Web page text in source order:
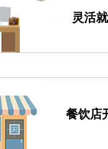
问：线上线下办理时效
答：一致。
答：您需要符合如下条
此外，被吊销营业执照
简易注销程序。通过北
体投资人承诺信息,公告
申请书》《简易注销全体
问：我看专题专栏里面
答：您好，为优化办事
办成一件事”专区融合对
面，办理企业注销申请。
灵活
餐饮店